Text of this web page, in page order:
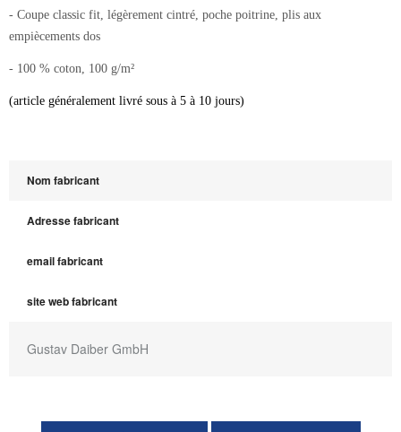
- Coupe classic fit, légèrement cintré, poche poitrine, plis aux
empiècements dos
- 100 % coton, 100 g/m²
(article généralement livré sous à 5 à 10 jours)
Nom fabricant
Adresse fabricant
email fabricant
site web fabricant
Gustav Daiber GmbH